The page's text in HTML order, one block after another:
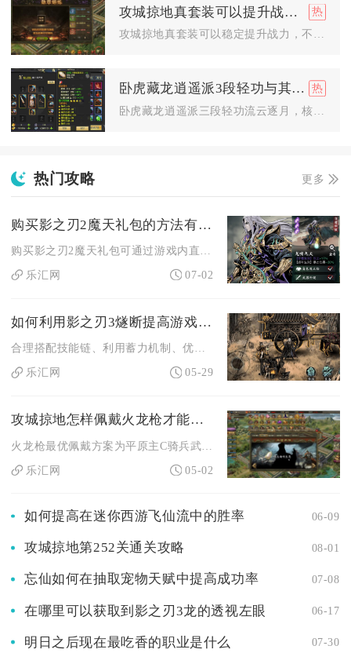
攻城掠地真套装可以提升战力吗
攻城掠地真套装可以稳定提升战力，不仅包含面板直观战力数值上涨...
卧虎藏龙逍遥派3段轻功与其他门派的差异在哪里
卧虎藏龙逍遥派三段轻功流云逐月，核心差异集中在空中机动、轻功...
热门攻略 更多
购买影之刃2魔天礼包的方法有哪些
乐汇网
07-02
如何利用影之刃3燧断提高游戏体验
合理搭配技能链、利用蓄力机制、优化心法与装备，能让燧断成为炽...
乐汇网
05-29
攻城掠地怎样佩戴火龙枪才能更有效地作战
乐汇网
05-02
如何提高在迷你西游飞仙流中的胜率 06-09
攻城掠地第252关通关攻略 08-01
忘仙如何在抽取宠物天赋中提高成功率 07-08
在哪里可以获取到影之刃3龙的透视左眼 06-17
明日之后现在最吃香的职业是什么 07-30